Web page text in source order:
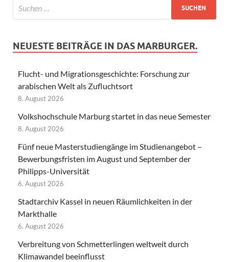
NEUESTE BEITRÄGE IN DAS MARBURGER.
Flucht- und Migrationsgeschichte: Forschung zur
arabischen Welt als Zufluchtsort
8. August 2026
Volkshochschule Marburg startet in das neue Semester
8. August 2026
Fünf neue Masterstudiengänge im Studienangebot –
Bewerbungsfristen im August und September der
Philipps-Universität
6. August 2026
Stadtarchiv Kassel in neuen Räumlichkeiten in der
Markthalle
6. August 2026
Verbreitung von Schmetterlingen weltweit durch
Klimawandel beeinflusst